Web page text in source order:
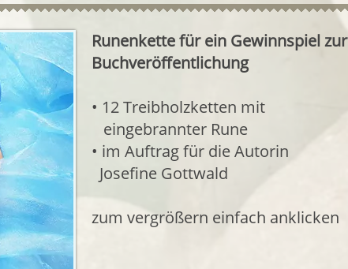
Runenkette für ein Gewinnspiel zur
Buchveröffentlichung
• 12 Treibholzketten mit
eingebrannter Rune
​• im Auftrag für die Autorin
Josefine Gottwald
zum vergrößern einfach anklicken